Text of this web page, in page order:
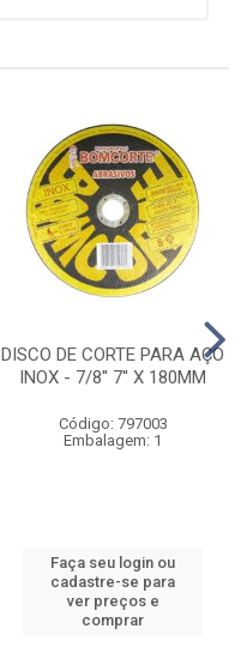
DISCO DE CORTE PARA AÇO
INOX - 7/8'' 7'' X 180MM
Código: 797003
Embalagem: 1
Faça seu login ou
cadastre-se para
ver preços e
comprar